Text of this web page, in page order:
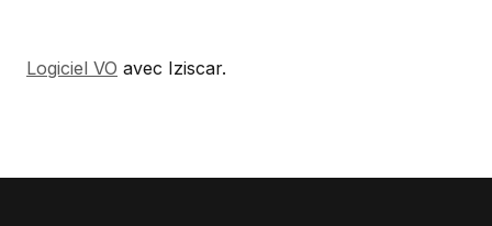
Logiciel VO avec Iziscar.